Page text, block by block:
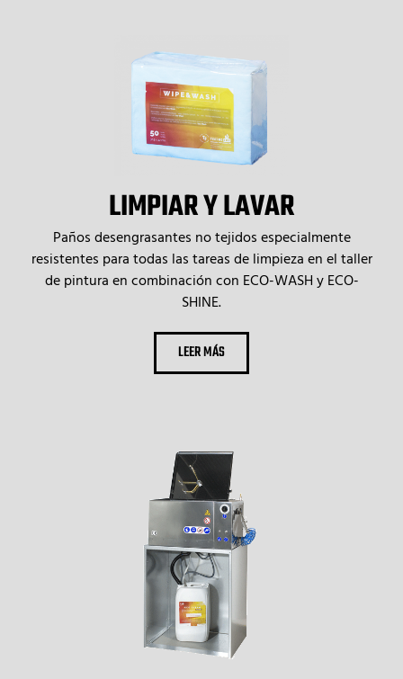
LIMPIAR Y LAVAR
Paños desengrasantes no tejidos especialmente
resistentes para todas las tareas de limpieza en el taller
de pintura en combinación con ECO-WASH y ECO-
SHINE.
LEER MÁS